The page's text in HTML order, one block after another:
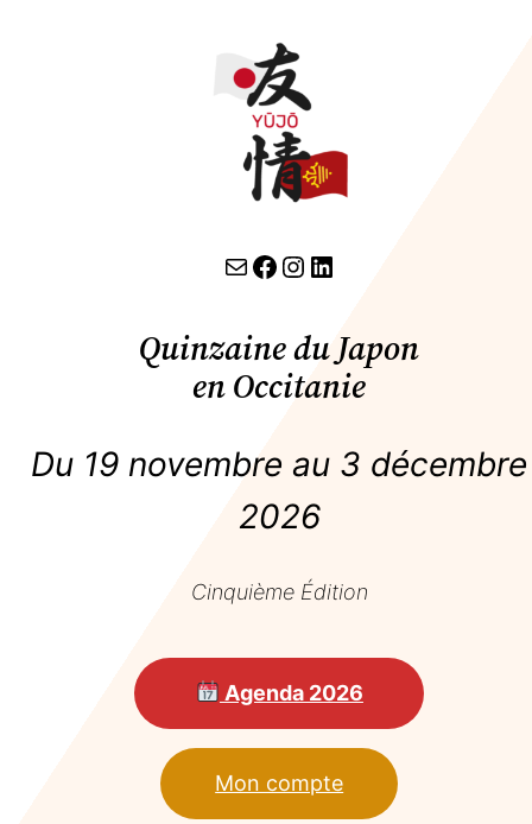
contact par email lien facebook Instagram LinkedIn
Quinzaine du Japon
en Occitanie
Du 19 novembre au 3 décembre
2026
Cinquième Édition
Agenda 2026
Mon compte